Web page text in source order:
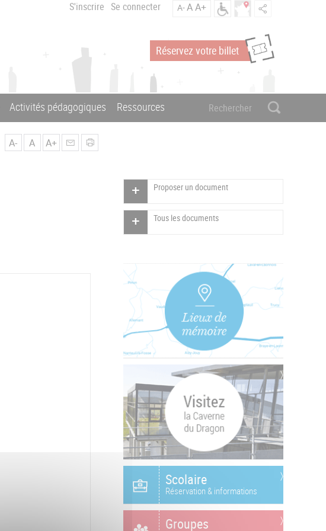
S'inscrire Se connecter A-AA+
Réservez votre billet
Activités pédagogiques Ressources
A- A A+
Proposer un document
Tous les documents
Scolaire
Réservation & informations
Groupes